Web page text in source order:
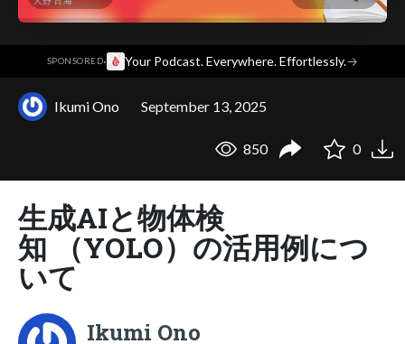
SPONSORED· Your Podcast. Everywhere. Effortlessly.→
Ikumi Ono September 13, 2025
850 0
生成AIと物体検
知 （YOLO）の活用例につ
いて
Ikumi Ono